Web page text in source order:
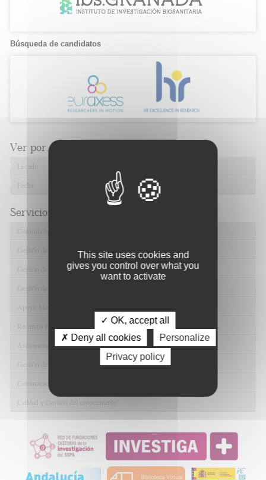
Búsqueda de candidatos
Ver por...
Listado
Fecha
Servicios de FIBAO
Consulta nuestras Ofertas Tecnológicas
Gestión de Ensayos Clínicos y Estudios Observacionales
Gestión de la Innovación y la Transferencia Tecnológica
Gestión de Ayudas y Oportunidad de Financiación
Apoyo Metodológico y/o Estadístico
Recursos Humanos
Asesoramiento y Gestión Económica-Administrativa
Gestión de Convenios y Donaciones
Comunicación y Promoción de la Investigación
Calidad y Gestión del conocimiento
This site uses cookies and
gives you control over what you
want to activate
✓ OK, accept all
✗ Deny all cookies
Personalize
Privacy policy